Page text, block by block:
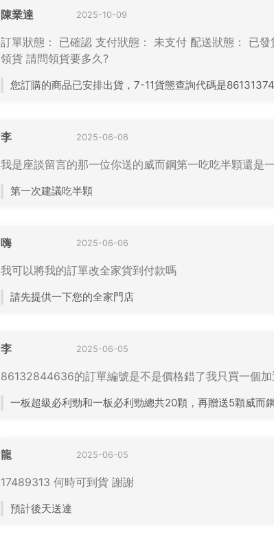
陳業達 2025-10-09
訂單狀態： 已確認 支付狀態： 未支付 配送狀態： 已
領貨 請問領貨要多久?
您訂購的商品已安排出貨，7-11貨態查詢代碼是
李 2025-06-06
我是座談留言的那一位你送的威而鋼第一吃吃半顆還是
第一次建議吃半顆
嗨 2025-06-06
我可以將我的訂單改全家貨到付款嗎
請先提供一下您的全家門店
李 2025-06-05
86132844636的訂單編號是不是價格錯了我只買一個
一板超級必利勁和一板必利勁總共20顆，再贈送5顆威而
龍 2025-06-05
17489313 何時可到貨 謝謝
預計後天送達